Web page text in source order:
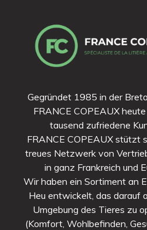
Gegründet 1985 in der
FRANCE COPEAUX
tausend zufriedene
FRANCE COPEAUX stützt
treues Netzwerk von
in ganz Frankreich und
Wir haben ein Sortiment an
Heu entwickelt, das darauf
Umgebung des Tieres zu
(Komfort, Wohlbefinden,